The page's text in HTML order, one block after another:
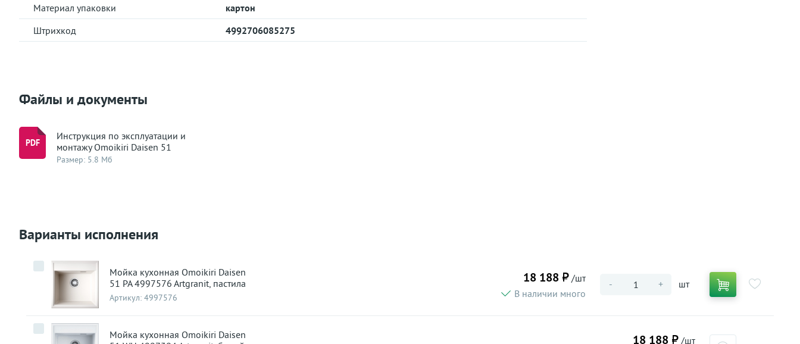
Материал упаковки
картон
Штрихкод
4992706085275
Файлы и документы
Инструкция по эксплуатации и
монтажу Omoikiri Daisen 51
Размер: 5.8 Мб
Варианты исполнения
Мойка кухонная Omoikiri Daisen
51 PA 4997576 Artgranit, пастила
Артикул: 4997576
18 188 ₽ /шт
В наличии много
- + шт
Мойка кухонная Omoikiri Daisen
18 188 ₽ /шт